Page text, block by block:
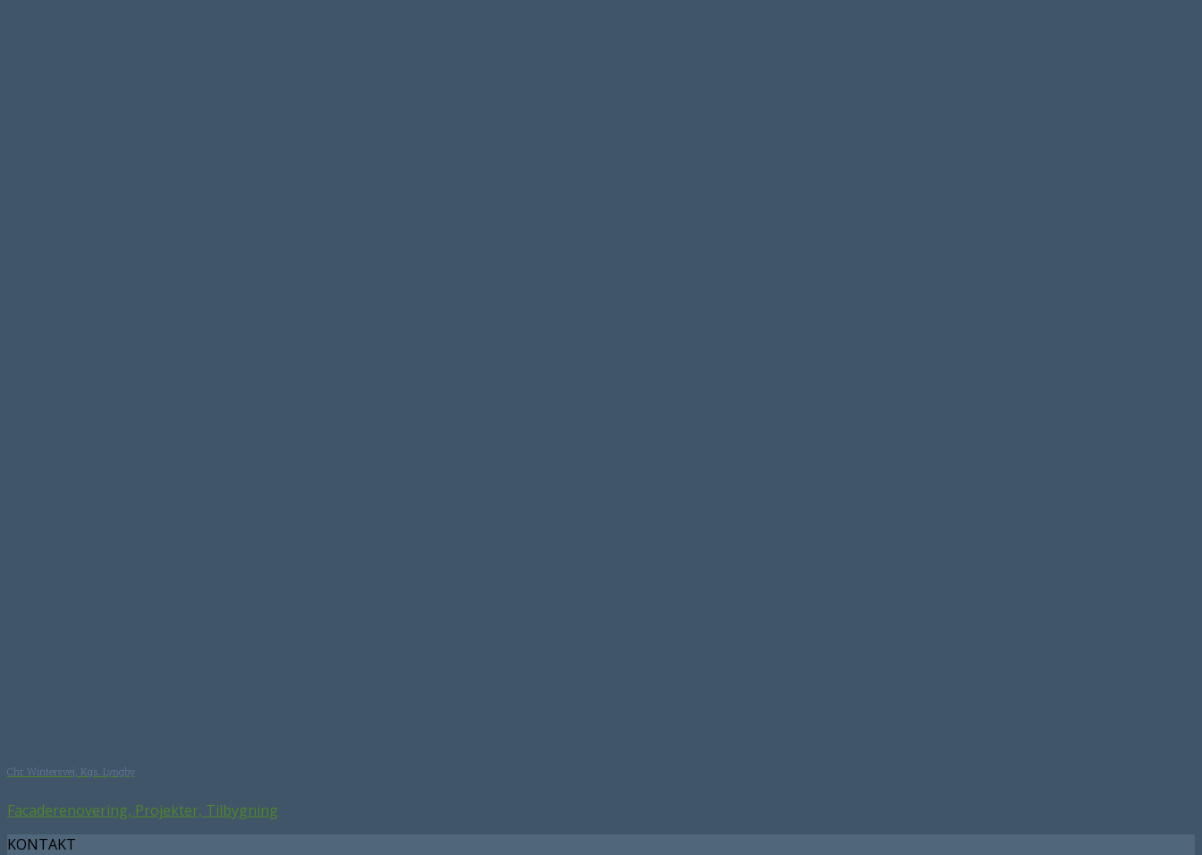
Chr. Wintersvej, Kgs. Lyngby
Facaderenovering, Projekter, Tilbygning
KONTAKT